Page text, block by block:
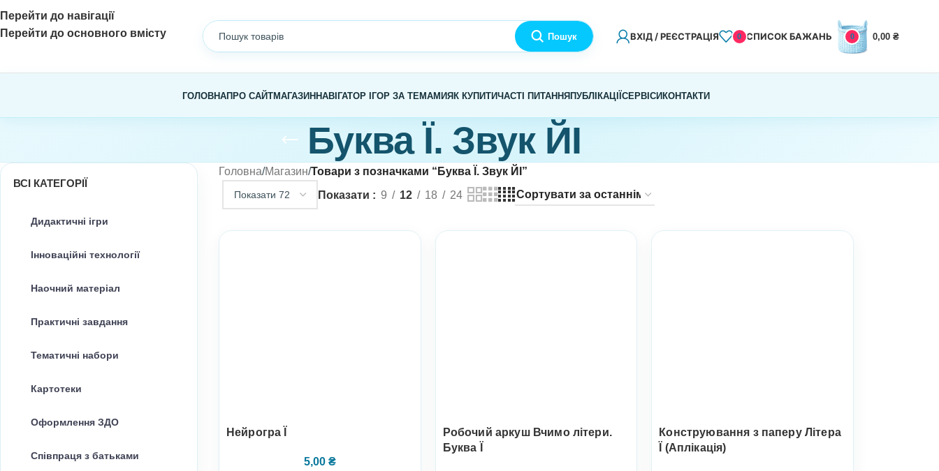
Перейти до навігації
Перейти до основного вмісту
Пошук ВХІД / РЕЄСТРАЦІЯ 0 СПИСОК БАЖАНЬ 0 0,00 ₴
ГОЛОВНАПРО САЙТМАГАЗИННАВІГАТОР ІГОР ЗА ТЕМАМИЯК КУПИТИЧАСТІ ПИТАННЯПУБЛІКАЦІЇСЕРВІСИКОНТАКТИ
Буква Ї. Звук ЙІ
ВСІ КАТЕГОРІЇ
Дидактичні ігри
Інноваційні технології
Наочний матеріал
Практичні завдання
Тематичні набори
Картотеки
Оформлення ЗДО
Співпраця з батьками
Головна/Магазин/Товари з позначками “Буква Ї. Звук ЙІ”
Показати
9 12 18 24
Нейрогра Ї
5,00 ₴
Робочий аркуш Вчимо літери.
Буква Ї
Конструювання з паперу Літера
Ї (Аплікація)